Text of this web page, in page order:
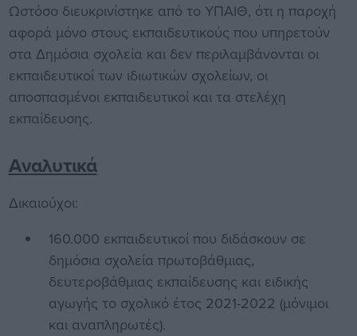
Ωστόσο διευκρινίστηκε από το ΥΠΑΙΘ, ότι η παροχή
αφορά μόνο στους εκπαιδευτικούς που υπηρετούν
στα Δημόσια σχολεία και δεν περιλαμβάνονται οι
εκπαιδευτικοί των ιδιωτικών σχολείων, οι
αποσπασμένοι εκπαιδευτικοί και τα στελέχη
εκπαίδευσης.
Αναλυτικά
Δικαιούχοι:
160.000 εκπαιδευτικοί που διδάσκουν σε
δημόσια σχολεία πρωτοβάθμιας,
δευτεροβάθμιας εκπαίδευσης και ειδικής
αγωγής το σχολικό έτος 2021-2022 (μόνιμοι
και αναπληρωτές).